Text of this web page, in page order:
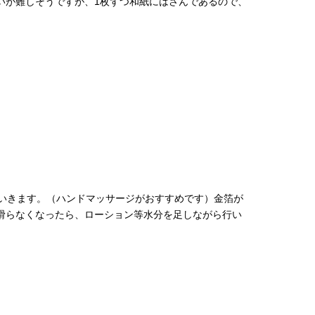
ます。（ハンドマッサージがおすすめです）金箔が
なくなったら、ローション等水分を足しながら行い